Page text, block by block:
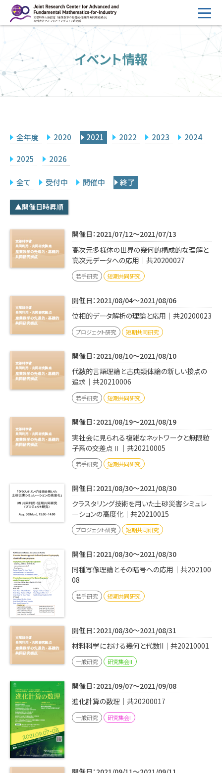
ン
へ
ス
キ
HOME
概要
運営
2026年度公募
採択研究・報告書一覧
イベント情報
会場設備
研究代表者専用
English
Q&A
アクセス・お問合せ
IMI本サイトへ
イベント情報
全年度 2020 2021 2022 2023 2024
2025 2026
全て 受付中 開催中 終了
▲開催日時昇順
開催日：2021/07/12～2021/07/13
高次元多様体の世界の幾何的構成的な理解と
高次元データへの応用｜共20200027
若手研究 短期共同研究
開催日：2021/08/04～2021/08/06
位相的データ解析の理論と応用｜共20200023
プロジェクト研究 短期共同研究
開催日：2021/08/10～2021/08/10
代数的言語理論と古典類体論の新しい接点の
追求｜共20210006
若手研究 短期共同研究
開催日：2021/08/19～2021/08/19
実社会に見られる複雑なネットワークと無限粒
子系の交差点Ⅱ｜共20210005
若手研究 短期共同研究
開催日：2021/08/30～2021/08/30
クラスタリング技術を用いた土砂災害シミュレ
―ションの高度化｜共20210015
プロジェクト研究 短期共同研究
開催日：2021/08/30～2021/08/30
同種写像理論とその暗号への応用｜共202100
08
若手研究 短期共同研究
開催日：2021/08/30～2021/08/31
材料科学における幾何と代数II｜共20210001
一般研究 研究集会II
開催日：2021/09/07～2021/09/08
進化計算の数理｜共20200017
一般研究 研究集会I